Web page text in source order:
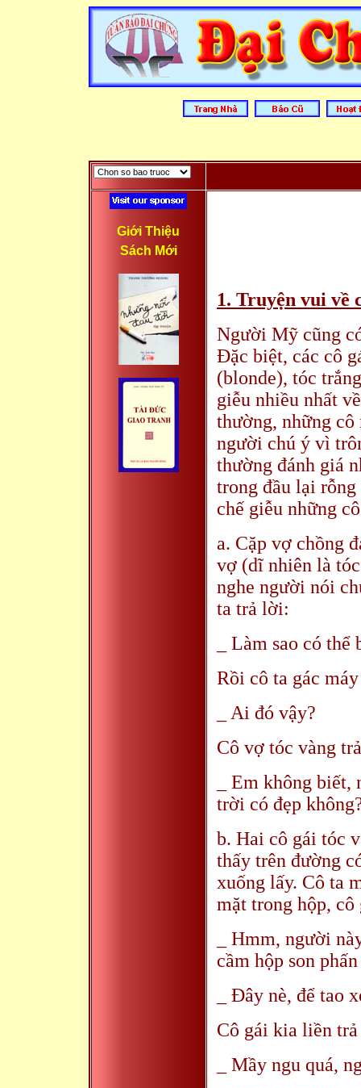
Giới Thiệu
Sách Mới
1. Truyện vui về
Người Mỹ cũng
Đặc biệt, các cô
(blonde), tóc
giễu nhiều nhất
thường, những
người chú ý vì
thường đánh giá
trong đầu lại
chế giễu những
a. Cặp vợ chồng
vợ (dĩ nhiên là
nghe người nói
ta trả lời:
_ Làm sao có
Rồi cô ta gác
_ Ai đó vậy?
Cô vợ tóc vàng
_ Em không
trời có đẹp
b. Hai cô gái tóc
thấy trên đường
xuống lấy. Cô ta
mặt trong hộp,
_ Hmm, người
cầm hộp son
_ Đây nè, để tao
Cô gái kia liền
_ Mầy ngu quá,